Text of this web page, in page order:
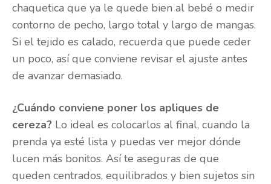
chaquetica que ya le quede bien al bebé o medir
contorno de pecho, largo total y largo de mangas.
Si el tejido es calado, recuerda que puede ceder
un poco, así que conviene revisar el ajuste antes
de avanzar demasiado.
¿Cuándo conviene poner los apliques de
cereza? Lo ideal es colocarlos al final, cuando la
prenda ya esté lista y puedas ver mejor dónde
lucen más bonitos. Así te aseguras de que
queden centrados, equilibrados y bien sujetos sin